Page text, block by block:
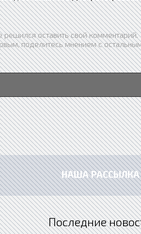
решился оставить свой комментарий.
поделитесь мнением с
НАША РАССЫЛКА
Последние